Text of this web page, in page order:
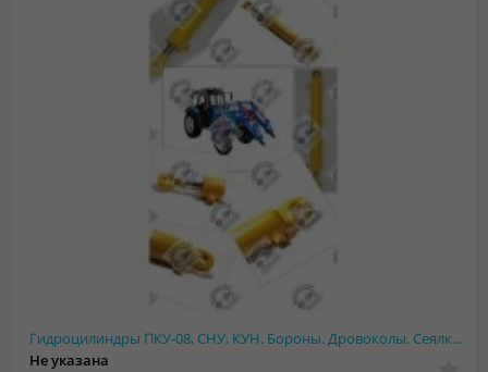
Гидроцилиндры ПКУ-08, СНУ, КУН. Бороны. Дровоколы. Сеялки. Погрузчики
Не указана